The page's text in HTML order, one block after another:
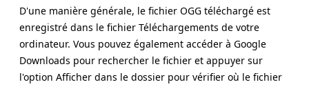
D'une manière générale, le fichier OGG téléchargé est
enregistré dans le fichier Téléchargements de votre
ordinateur. Vous pouvez également accéder à Google
Downloads pour rechercher le fichier et appuyer sur
l'option Afficher dans le dossier pour vérifier où le fichier